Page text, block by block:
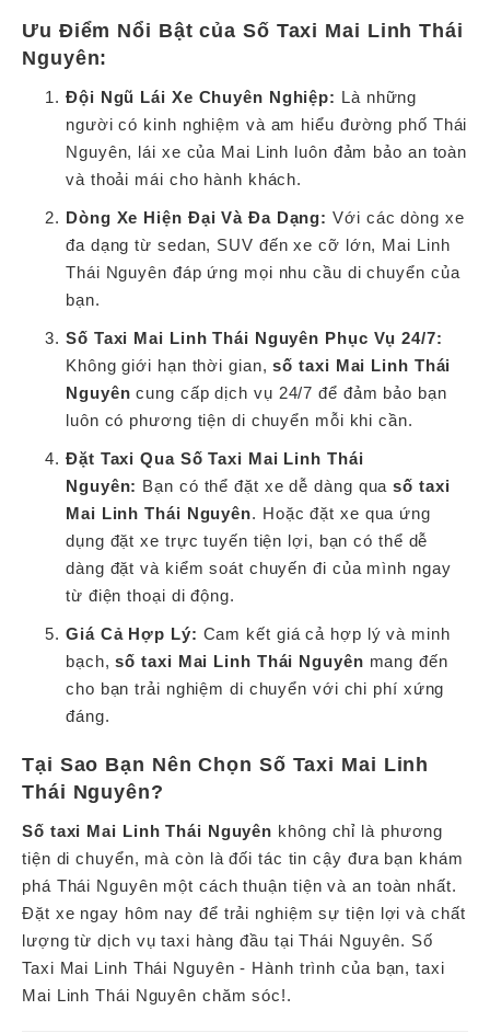
Ưu Điểm Nổi Bật của Số Taxi Mai Linh Thái
Nguyên:
Đội Ngũ Lái Xe Chuyên Nghiệp: Là những
người có kinh nghiệm và am hiểu đường phố Thái
Nguyên, lái xe của Mai Linh luôn đảm bảo an toàn
và thoải mái cho hành khách.
Dòng Xe Hiện Đại Và Đa Dạng: Với các dòng xe
đa dạng từ sedan, SUV đến xe cỡ lớn, Mai Linh
Thái Nguyên đáp ứng mọi nhu cầu di chuyển của
bạn.
Số Taxi Mai Linh Thái Nguyên Phục Vụ 24/7:
Không giới hạn thời gian,số taxi Mai Linh Thái
Nguyên cung cấp dịch vụ 24/7 để đảm bảo bạn
luôn có phương tiện di chuyển mỗi khi cần.
Đặt Taxi Qua Số Taxi Mai Linh Thái
Nguyên: Bạn có thể đặt xe dễ dàng quasố taxi
Mai Linh Thái Nguyên. Hoặc đặt xe qua ứng
dụng đặt xe trực tuyến tiện lợi, bạn có thể dễ
dàng đặt và kiểm soát chuyến đi của mình ngay
từ điện thoại di động.
Giá Cả Hợp Lý: Cam kết giá cả hợp lý và minh
bạch,số taxi Mai Linh Thái Nguyên mang đến
cho bạn trải nghiệm di chuyển với chi phí xứng
đáng.
Tại Sao Bạn Nên Chọn Số Taxi Mai Linh
Thái Nguyên?
Số taxi Mai Linh Thái Nguyên không chỉ là phương
tiện di chuyển, mà còn là đối tác tin cậy đưa bạn khám
phá Thái Nguyên một cách thuận tiện và an toàn nhất.
Đặt xe ngay hôm nay để trải nghiệm sự tiện lợi và chất
lượng từ dịch vụ taxi hàng đầu tại Thái Nguyên. Số
Taxi Mai Linh Thái Nguyên - Hành trình của bạn, taxi
Mai Linh Thái Nguyên chăm sóc!.